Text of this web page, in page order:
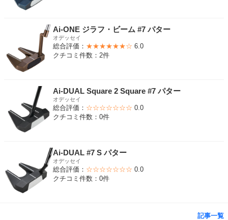
Ai-ONE ジラフ・ビーム #7 パター
オデッセイ
総合評価： ★★★★★★☆ 6.0
クチコミ件数：2件
Ai-DUAL Square 2 Square #7 パター
オデッセイ
総合評価： ☆☆☆☆☆☆☆ 0.0
クチコミ件数：0件
Ai-DUAL #7 S パター
オデッセイ
総合評価： ☆☆☆☆☆☆☆ 0.0
クチコミ件数：0件
記事一覧